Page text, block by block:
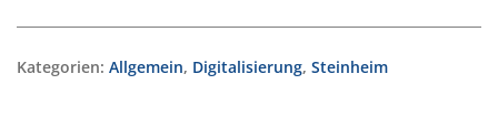
Kategorien: Allgemein, Digitalisierung, Steinheim